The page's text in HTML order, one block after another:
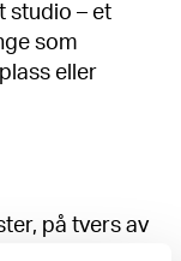
studio – et
som
eller
på tvers av